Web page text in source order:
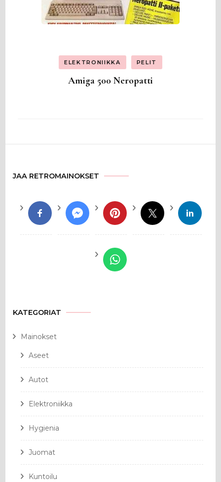
ELEKTRONIIKKA PELIT
Amiga 500 Neropatti
JAA RETROMAINOKSET
KATEGORIAT
Mainokset
Aseet
Autot
Elektroniikka
Hygienia
Juomat
Kuntoilu